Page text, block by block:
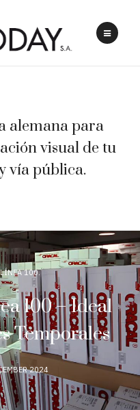
alemana para
visual de tu
vía pública.
100
100 – Ideal
Temporales
2024